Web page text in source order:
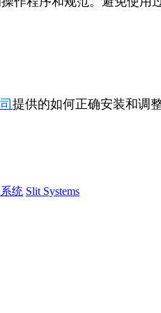
提供的如何正确安装和调
统 Slit Systems